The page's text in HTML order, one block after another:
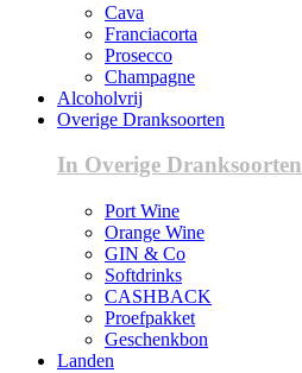
Cava
Franciacorta
Prosecco
Champagne
Alcoholvrij
Overige Dranksoorten
In Overige Dranksoorten
Port Wine
Orange Wine
GIN & Co
Softdrinks
CASHBACK
Proefpakket
Geschenkbon
Landen